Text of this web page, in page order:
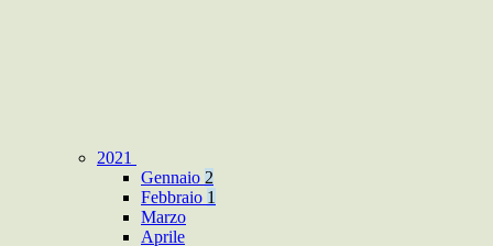
2021
Gennaio 2
Febbraio 1
Marzo
Aprile